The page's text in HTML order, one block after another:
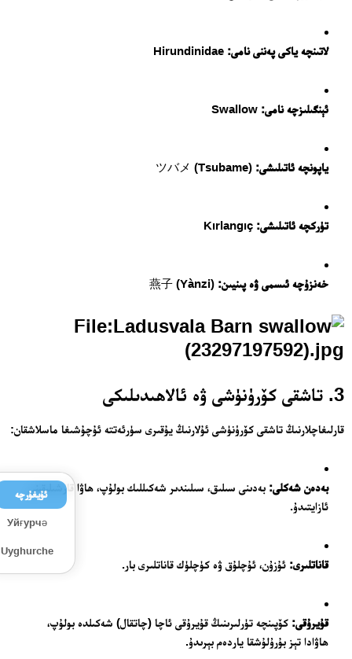
لاتىنچە ياكى پەننى نامى:
ئېنگىلىزچە نامى:
ياپونچە ئاتىلىشى:
تۈركچە ئاتىلىشى:
خەنزۇچە ئىسمى ۋە پىنيىن:
3. تاشقى كۆرۈنۈشى ۋە ئالاھىدىلىكى
قارلىغاچلارنىڭ تاشقى كۆرۈنۈشى ئۇلارنىڭ يۇقىرى سۈرئەتتە ئۇچۇشىغا ماسلاشقان:
بەدەن شەكلى: بەدىنى سىلىق، سىلىندىر شەكىللىك بولۇپ، ھاۋا قارشىلىقىنى
ئازايتىدۇ.
قاناتلىرى: ئۇزۇن، ئۇچلۇق ۋە كۈچلۈك قاناتلىرى بار.
قۇيرۇقى: كۆپىنچە تۈرلىرىنىڭ قۇيرۇقى ئاچا (چاتقال) شەكىلدە بولۇپ،
ھاۋادا تېز بۇرۇلۇشقا ياردەم بېرىدۇ.
ئۇيغۇرچە
Уйғурчә
Uyghurche